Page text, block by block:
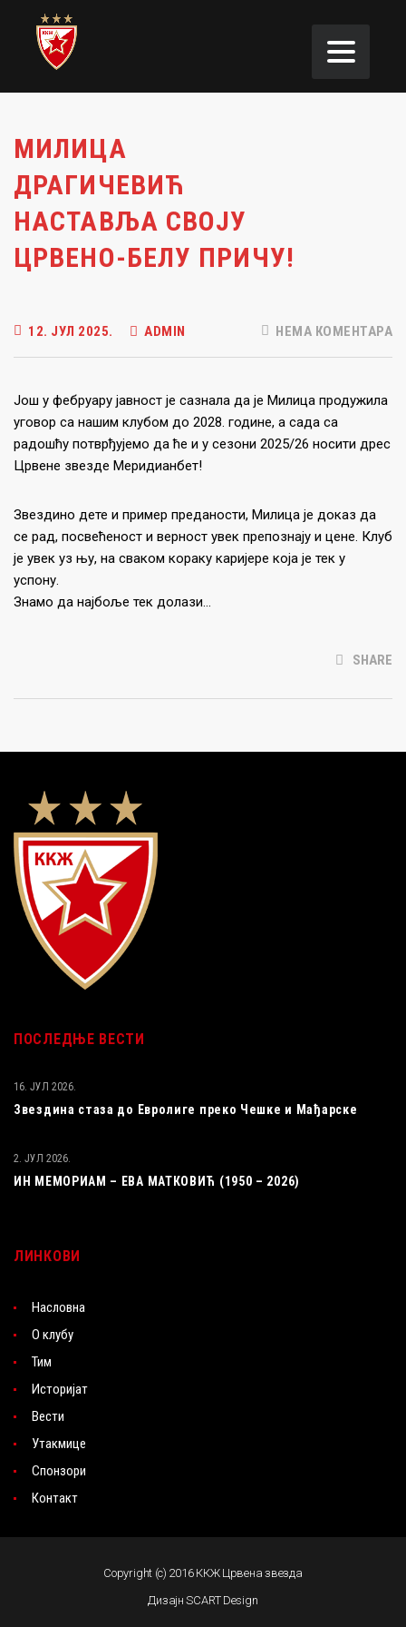
МИЛИЦА
ДРАГИЧЕВИЋ
НАСТАВЉА СВОЈУ
ЦРВЕНО-БЕЛУ ПРИЧУ!
12. ЈУЛ 2025. ADMIN НЕМА КОМЕНТАРА
Још у фебруару јавност је сазнала да је Милица продужила
уговор са нашим клубом до 2028. године, а сада са
радошћу потврђујемо да ће и у сезони 2025/26 носити дрес
Црвене звезде Меридианбет!
Звездино дете и пример преданости, Милица је доказ да
се рад, посвећеност и верност увек препознају и цене. Клуб
је увек уз њу, на сваком кораку каријере која је тек у
успону.
Знамо да најбоље тек долази…
SHARE
ПОСЛЕДЊЕ ВЕСТИ
Звездина стаза до Евролиге преко Чешке и Мађарске
16. ЈУЛ 2026.
ИН МЕМОРИАМ – ЕВА МАТКОВИЋ (1950 – 2026)
2. ЈУЛ 2026.
ЛИНКОВИ
Насловна
О клубу
Тим
Историјат
Вести
Утакмице
Спонзори
Контакт
Copyright (c) 2016 ККЖ Црвена звезда
Дизајн SCART Design